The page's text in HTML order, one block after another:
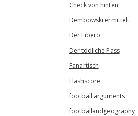
Check von hinten
Dembowski ermittelt
Der Libero
Der tödliche Pass
Fanartisch
Flashscore
football arguments
footballandgeography